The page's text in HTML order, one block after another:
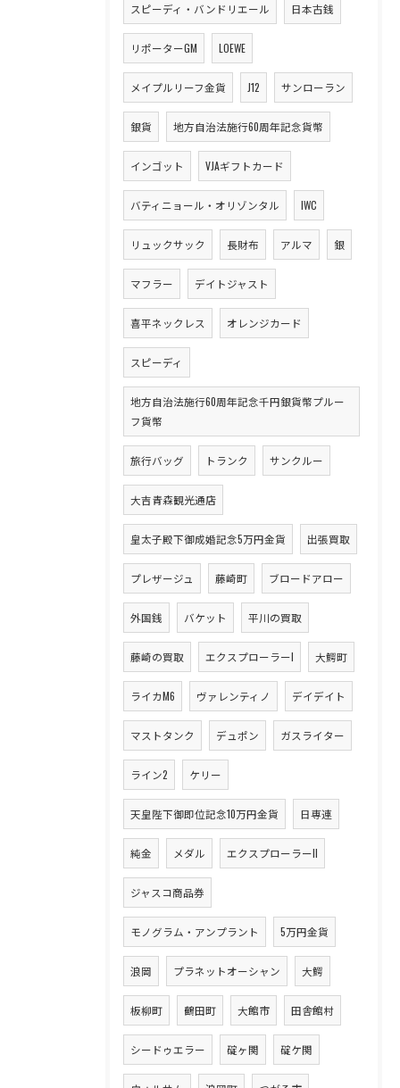
スピーディ・バンドリエール 日本古銭
リポーターGM LOEWE
メイプルリーフ金貨 J12 サンローラン
銀貨 地方自治法施行60周年記念貨幣
インゴット VJAギフトカード
バティニョール・オリゾンタル IWC
リュックサック 長財布 アルマ 銀
マフラー デイトジャスト
喜平ネックレス オレンジカード
スピーディ
地方自治法施行60周年記念千円銀貨幣プルー
フ貨幣
旅行バッグ トランク サンクルー
大吉青森観光通店
皇太子殿下御成婚記念5万円金貨 出張買取
プレザージュ 藤崎町 ブロードアロー
外国銭 バケット 平川の買取
藤崎の買取 エクスプローラーI 大鰐町
ライカM6 ヴァレンティノ デイデイト
マストタンク デュポン ガスライター
ライン2 ケリー
天皇陛下御即位記念10万円金貨 日専連
純金 メダル エクスプローラーII
ジャスコ商品券
モノグラム・アンプラント 5万円金貨
浪岡 プラネットオーシャン 大鰐
板柳町 鶴田町 大館市 田舎館村
シードゥエラー 碇ヶ関 碇ケ関